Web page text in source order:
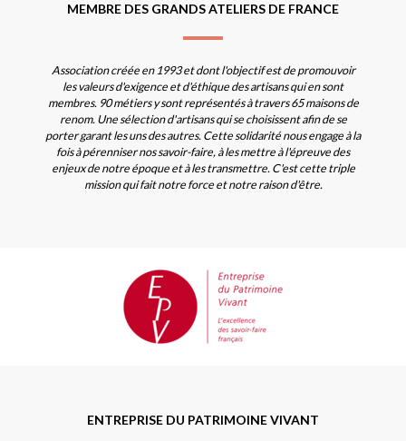
MEMBRE DES GRANDS ATELIERS DE FRANCE
Association créée en 1993 et dont l'objectif est de promouvoir
les valeurs d'exigence et d'éthique des artisans qui en sont
membres. 90 métiers y sont représentés à travers 65 maisons de
renom. Une sélection d'artisans qui se choisissent afin de se
porter garant les uns des autres. Cette solidarité nous engage à la
fois à pérenniser nos savoir-faire, à les mettre à l'épreuve des
enjeux de notre époque et à les transmettre. C'est cette triple
mission qui fait notre force et notre raison d'être.
ENTREPRISE DU PATRIMOINE VIVANT